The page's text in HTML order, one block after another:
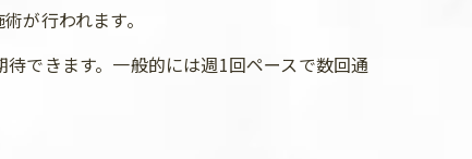
が行われます。
できます。一般的には週1回ペースで数回通